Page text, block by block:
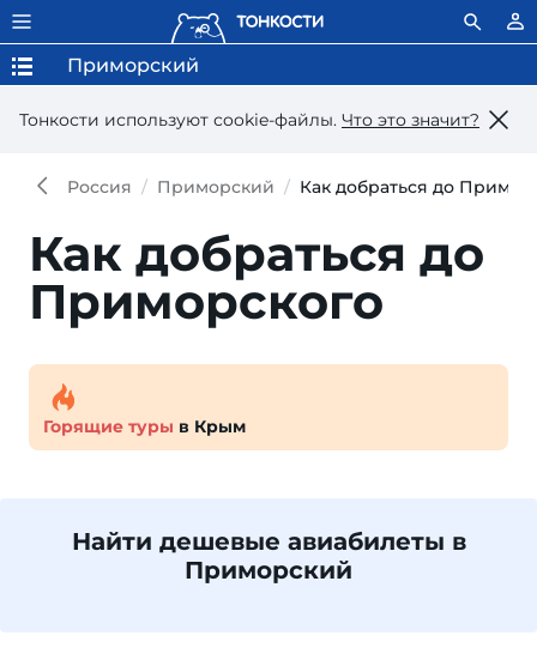
Тонкости используют сookie-файлы. Что это значит?
Приморский
Россия Приморский Как добраться до
Как добраться до
Приморского
Горящие туры в Крым
Найти дешевые авиабилеты в
Приморский